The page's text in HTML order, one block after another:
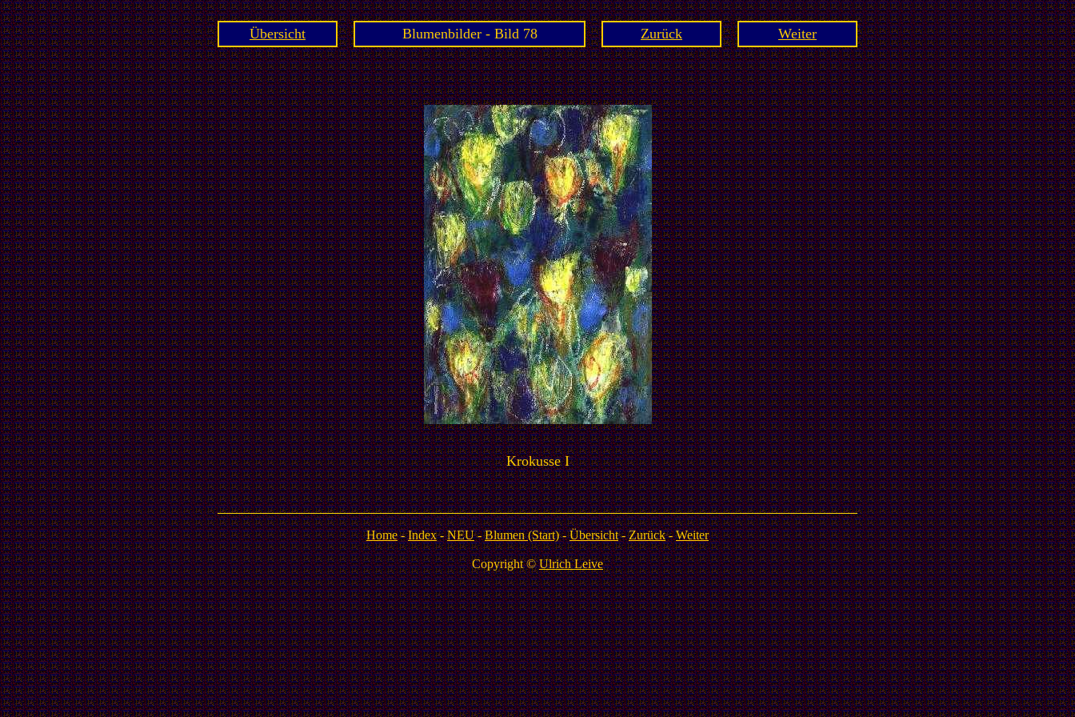
Übersicht Blumenbilder - Bild 78 Zurück Weiter
Krokusse I
Home-Index-NEU-Blumen (Start)-Übersicht-Zurück-Weiter
Copyright ©Ulrich Leive